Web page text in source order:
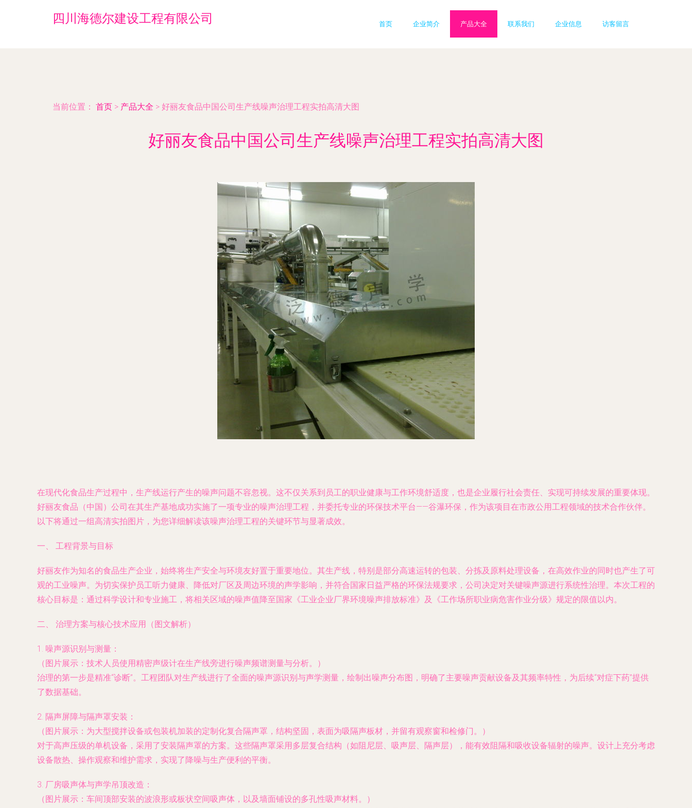
四川海德尔建设工程有限公司 首页 企业简介 产品大全 联系我们 企业信息 访客留言
当前位置： 首页 > 产品大全 > 好丽友食品中国公司生产线噪声治理工程实拍高清大图
好丽友食品中国公司生产线噪声治理工程实拍高清大图
在现代化食品生产过程中，生产线运行产生的噪声问题不容忽视。这不仅关系到员工的职业健康与工作环境舒适度，也是企业履行社会责任、实现可持续发展的重要体现。
好丽友食品（中国）公司在其生产基地成功实施了一项专业的噪声治理工程，并委托专业的环保技术平台——谷瀑环保，作为该项目在市政公用工程领域的技术合作伙伴。
以下将通过一组高清实拍图片，为您详细解读该噪声治理工程的关键环节与显著成效。
一、 工程背景与目标
好丽友作为知名的食品生产企业，始终将生产安全与环境友好置于重要地位。其生产线，特别是部分高速运转的包装、分拣及原料处理设备，在高效作业的同时也产生了可
观的工业噪声。为切实保护员工听力健康、降低对厂区及周边环境的声学影响，并符合国家日益严格的环保法规要求，公司决定对关键噪声源进行系统性治理。本次工程的
核心目标是：通过科学设计和专业施工，将相关区域的噪声值降至国家《工业企业厂界环境噪声排放标准》及《工作场所职业病危害作业分级》规定的限值以内。
二、 治理方案与核心技术应用（图文解析）
1. 噪声源识别与测量 ：
（图片展示：技术人员使用精密声级计在生产线旁进行噪声频谱测量与分析。）
治理的第一步是精准“诊断”。工程团队对生产线进行了全面的噪声源识别与声学测量，绘制出噪声分布图，明确了主要噪声贡献设备及其频率特性，为后续“对症下药”提供
了数据基础。
2. 隔声屏障与隔声罩安装 ：
（图片展示：为大型搅拌设备或包装机加装的定制化复合隔声罩，结构坚固，表面为吸隔声板材，并留有观察窗和检修门。）
对于高声压级的单机设备，采用了安装隔声罩的方案。这些隔声罩采用多层复合结构（如阻尼层、吸声层、隔声层），能有效阻隔和吸收设备辐射的噪声。设计上充分考虑
设备散热、操作观察和维护需求，实现了降噪与生产便利的平衡。
3. 厂房吸声体与声学吊顶改造 ：
（图片展示：车间顶部安装的波浪形或板状空间吸声体，以及墙面铺设的多孔性吸声材料。）